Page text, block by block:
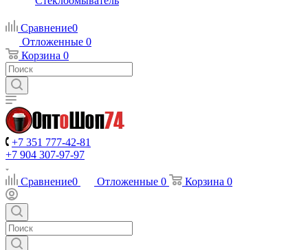
Сравнение0
Отложенные 0
Корзина 0
+7 351 777-42-81
+7 904 307-97-97
Сравнение0 Отложенные 0 Корзина 0